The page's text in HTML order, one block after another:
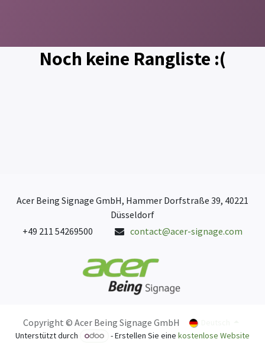
Noch keine Rangliste :(
Acer Being Signage GmbH, Hammer Dorfstraße 39, 40221
Düsseldorf
+49 211 54269500
contact@acer-signage.com
Copyright © Acer Being Signage GmbH
Unterstützt durch
- Erstellen Sie eine kostenlose Website